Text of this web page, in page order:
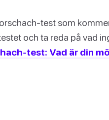
test som
och ta reda på vad
test: Vad är din